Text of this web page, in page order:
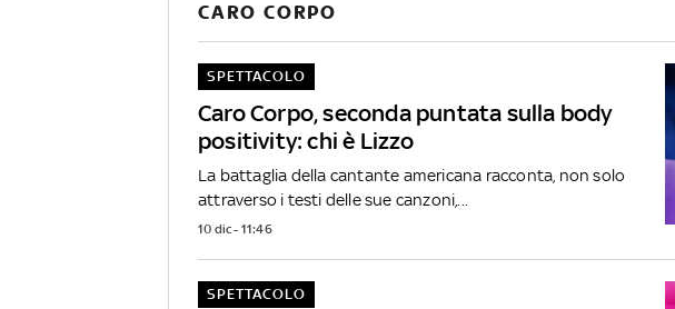
CARO CORPO
Caro Corpo, seconda puntata sulla body
positivity: chi è Lizzo
SPETTACOLO
La battaglia della cantante americana racconta, non solo
attraverso i testi delle sue canzoni,...
10 dic - 11:46
SPETTACOLO